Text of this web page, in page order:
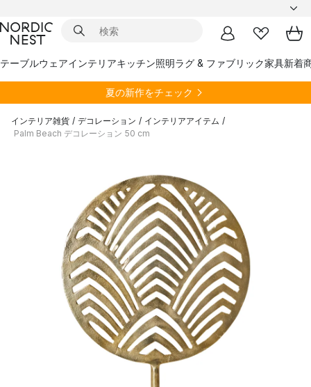
テーブルウェアインテリアキッチン照明ラグ & ファブリック家具新着
夏の新作をチェック
インテリア雑貨 / デコレーション / インテリアアイテム /
Palm Beach デコレーション 50 cm